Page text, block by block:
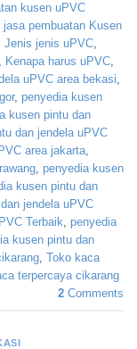
kusen uPVC
jasa pembuatan Kusen
Jenis jenis uPVC,
, Kenapa harus uPVC,
uPVC area bekasi,
, penyedia kusen
kusen pintu dan
dan jendela uPVC
area jakarta,
, penyedia kusen
kusen pintu dan
jendela uPVC
Terbaik, penyedia
kusen pintu dan
, Toko kaca
terpercaya cikarang
2 Comments